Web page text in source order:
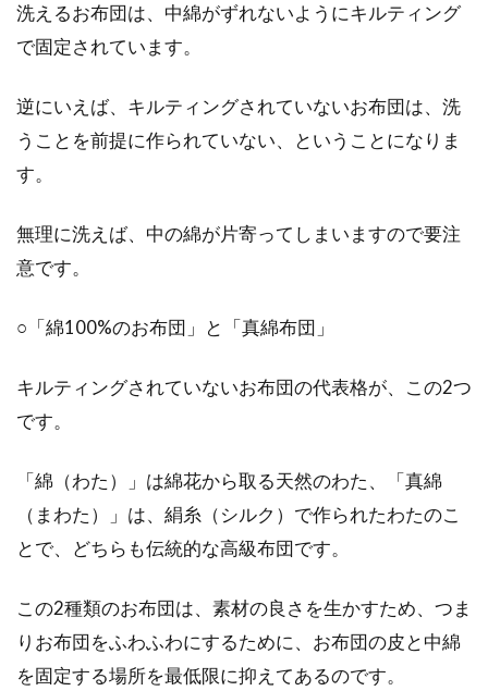
布団クリーニングをするなら宅配サ
れがたま...
綿布団って家で洗えるの？ポリエス
濯する場合は、ど...
い！お布団のダニ対策
お布団には、必ずダニがいます。ウールのお布
洗えるお布団は、中綿がずれないようにキルティング
で固定されています。
逆にいえば、キルティングされていないお布団は、洗
うことを前提に作られていない、ということになりま
す。
無理に洗えば、中の綿が片寄ってしまいますので要注
意です。
○「綿100%のお布団」と「真綿布団」
キルティングされていないお布団の代表格が、この2つ
です。
「綿（わた）」は綿花から取る天然のわた、「真綿
（まわた）」は、絹糸（シルク）で作られたわたのこ
とで、どちらも伝統的な高級布団です。
この2種類のお布団は、素材の良さを生かすため、つま
りお布団をふわふわにするために、お布団の皮と中綿
を固定する場所を最低限に抑えてあるのです。